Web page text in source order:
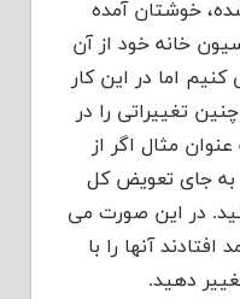
خوشتان آمده
خانه خود از آن
اما در این کار
تغییراتی را در
مثال اگر از
به جای تعویض کل
در این صورت می
آنها را با
دهید.